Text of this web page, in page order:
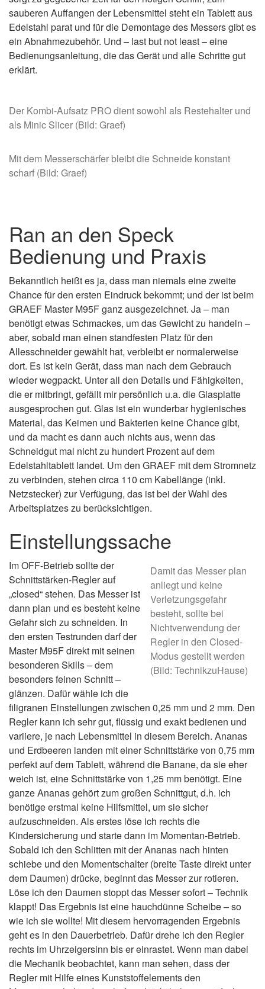
sauberen Auffangen der Lebensmittel steht ein Tablett aus
Edelstahl parat und für die Demontage des Messers gibt es
ein Abnahmezubehör. Und – last but not least – eine
Bedienungsanleitung, die das Gerät und alle Schritte gut
erklärt.
Der Kombi-Aufsatz PRO dient sowohl als Restehalter und
als Minic Slicer (Bild: Graef)
Mit dem Messerschärfer bleibt die Schneide konstant
scharf (Bild: Graef)
Ran an den Speck
Bedienung und Praxis
Bekanntlich heißt es ja, dass man niemals eine zweite
Chance für den ersten Eindruck bekommt; und der ist beim
GRAEF Master M95F ganz ausgezeichnet. Ja – man
benötigt etwas Schmackes, um das Gewicht zu handeln –
aber, sobald man einen standfesten Platz für den
Allesschneider gewählt hat, verbleibt er normalerweise
dort. Es ist kein Gerät, dass man nach dem Gebrauch
wieder wegpackt. Unter all den Details und Fähigkeiten,
die er mitbringt, gefällt mir persönlich u.a. die Glasplatte
ausgesprochen gut. Glas ist ein wunderbar hygienisches
Material, das Keimen und Bakterien keine Chance gibt,
und da macht es dann auch nichts aus, wenn das
Schneidgut mal nicht zu hundert Prozent auf dem
Edelstahltablett landet. Um den GRAEF mit dem Stromnetz
zu verbinden, stehen circa 110 cm Kabellänge (inkl.
Netzstecker) zur Verfügung, das ist bei der Wahl des
Arbeitsplatzes zu berücksichtigen.
Einstellungssache
Damit das Messer plan
anliegt und keine
Verletzungsgefahr
besteht, sollte bei
Nichtverwendung der
Regler in den Closed-
Modus gestellt werden
(Bild: TechnikzuHause)
Im OFF-Betrieb sollte der
Schnittstärken-Regler auf
„closed“ stehen. Das Messer ist
dann plan und es besteht keine
Gefahr sich zu schneiden. In
den ersten Testrunden darf der
Master M95F direkt mit seinen
besonderen Skills – dem
besonders feinen Schnitt –
glänzen. Dafür wähle ich die
filigranen Einstellungen zwischen 0,25 mm und 2 mm. Den
Regler kann ich sehr gut, flüssig und exakt bedienen und
variiere, je nach Lebensmittel in diesem Bereich. Ananas
und Erdbeeren landen mit einer Schnittstärke von 0,75 mm
perfekt auf dem Tablett, während die Banane, da sie eher
weich ist, eine Schnittstärke von 1,25 mm benötigt. Eine
ganze Ananas gehört zum großen Schnittgut, d.h. ich
benötige erstmal keine Hilfsmittel, um sie sicher
aufzuschneiden. Als erstes löse ich rechts die
Kindersicherung und starte dann im Momentan-Betrieb.
Sobald ich den Schlitten mit der Ananas nach hinten
schiebe und den Momentschalter (breite Taste direkt unter
dem Daumen) drücke, beginnt das Messer zur rotieren.
Löse ich den Daumen stoppt das Messer sofort – Technik
klappt! Das Ergebnis ist eine hauchdünne Scheibe – so
wie ich sie wollte! Mit diesem hervorragenden Ergebnis
geht es in den Dauerbetrieb. Dafür drehe ich den Regler
rechts im Uhrzeigersinn bis er einrastet. Wenn man dabei
die Mechanik beobachtet, kann man sehen, dass der
Regler mit Hilfe eines Kunststoffelements den